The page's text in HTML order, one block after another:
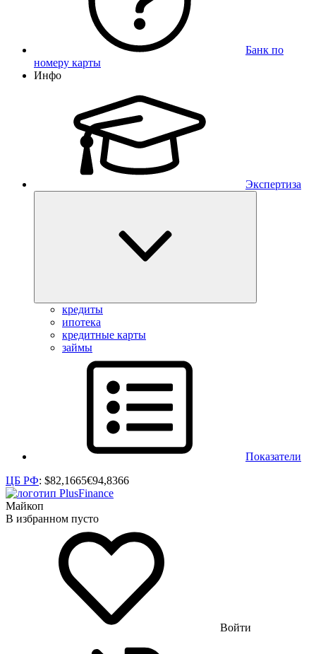
Банк по
номеру карты
Инфо
Экспертиза
кредиты
ипотека
кредитные карты
займы
Показатели
ЦБ РФ: $82,1665€94,8366
Майкоп
В избранном пусто
Войти